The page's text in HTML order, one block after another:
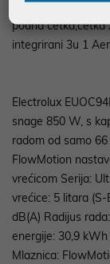
motora, perivi
podna četka,četka
integrirani 3u 1
Electrolux
snage 850 W, s
radom od samo
FlowMotion
vrećicom Serija:
vrećice: 5 litara
dB(A) Radijus
energije: 30,9
Mlaznica: